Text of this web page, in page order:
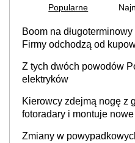
Popularne
Boom na
Firmy odchodzą od
Z tych dwóch powodów
elektryków
Kierowcy zdejmą nogę z
fotoradary i montuje
Zmiany w